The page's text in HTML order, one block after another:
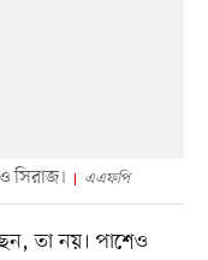
সিরাজ। এএফপি
তা নয়। পাশেও